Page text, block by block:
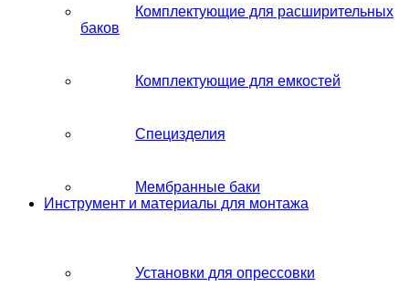
Комплектующие для расширительных
баков
Комплектующие для емкостей
Специзделия
Мембранные баки
Инструмент и материалы для монтажа
Установки для опрессовки